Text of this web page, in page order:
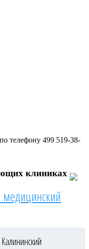
телефону 499 519-38-
клиниках